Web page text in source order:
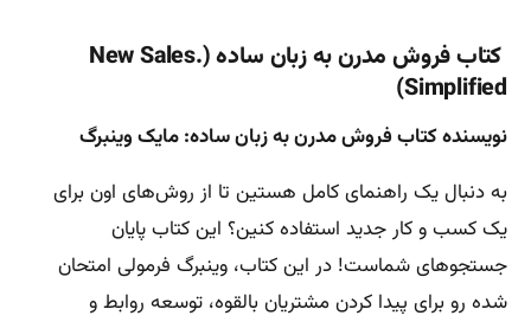
کتاب فروش مدرن به زبان ساده (New Sales.
Simplified)
نویسنده کتاب فروش مدرن به زبان ساده: مایک وینبرگ
به دنبال یک راهنمای کامل هستین تا از روش‌های اون برای
یک کسب و کار جدید استفاده کنین؟ این کتاب پایان
جستجوهای شماست! در این کتاب، وینبرگ فرمولی امتحان
شده رو برای پیدا کردن مشتریان بالقوه، توسعه روابط و